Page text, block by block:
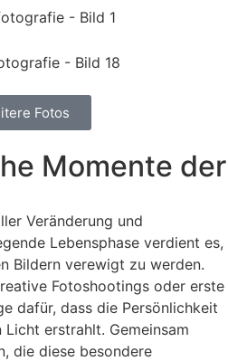
Fotos
Momente der
Veränderung und
Lebensphase verdient es,
Bildern verewigt zu werden.
Fotoshootings oder erste
dafür, dass die Persönlichkeit
Licht erstrahlt. Gemeinsam
die diese besondere